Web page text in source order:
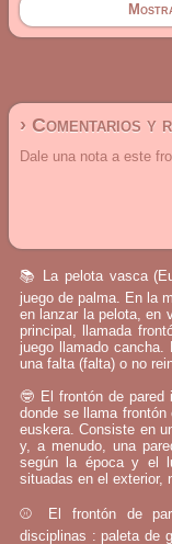
› Comentarios y
Dale una nota a este
📚 La pelota vasca
juego de palma. En la
en lanzar la pelota, en
principal, llamada
juego llamado
una falta (falta) o no
🤓 El frontón de pared
donde se llama frontón
euskera. Consiste en
y, a menudo, una
según la época y el
situadas en el exterior,
⚾ El frontón de
disciplinas : paleta de